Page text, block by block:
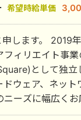
希望時給単価
します。 2019
ィリエイト事
として独
ウェア、ネッ
ーズに幅広くお